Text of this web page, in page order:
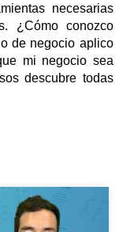
necesarias
¿Cómo conozco
de negocio aplico
mi negocio sea
descubre todas